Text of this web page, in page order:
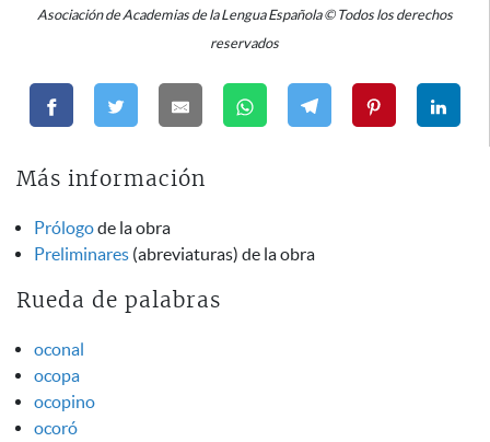
Asociación de Academias de la Lengua Española © Todos los derechos
reservados
Más información
Prólogode la obra
Preliminares (abreviaturas) de la obra
Rueda de palabras
oconal
ocopa
ocopino
ocoró